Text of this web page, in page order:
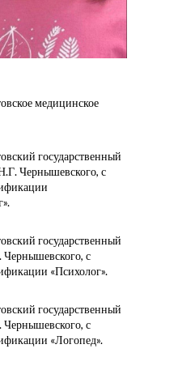
О.В.
С. А.
Ховрина А.Н.
медицинское
государственный
Чернышевского, с
государственный
Чернышевского, с
«Психолог».
государственный
Чернышевского, с
«Логопед».